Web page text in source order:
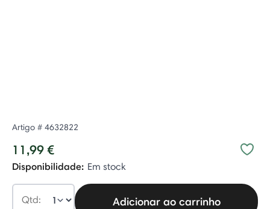
Artigo # 4632822
11,99 €
Disponibilidade: Em stock
Qtd: Adicionar ao carrinho